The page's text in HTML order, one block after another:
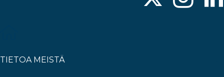
TIETOA MEISTÄ